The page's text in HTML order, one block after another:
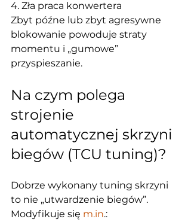
4. Zła praca konwertera
Zbyt późne lub zbyt agresywne
blokowanie powoduje straty
momentu i „gumowe”
przyspieszanie.
Na czym polega
strojenie
automatycznej skrzyni
biegów (TCU tuning)?
Dobrze wykonany tuning skrzyni
to nie „utwardzenie biegów”.
Modyfikuje się m.in.: